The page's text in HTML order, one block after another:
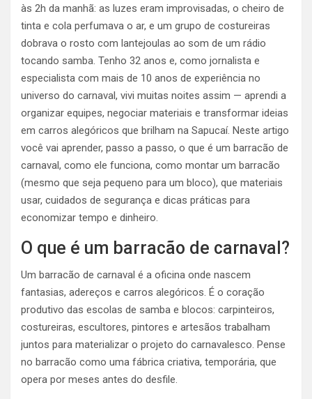
às 2h da manhã: as luzes eram improvisadas, o cheiro de
tinta e cola perfumava o ar, e um grupo de costureiras
dobrava o rosto com lantejoulas ao som de um rádio
tocando samba. Tenho 32 anos e, como jornalista e
especialista com mais de 10 anos de experiência no
universo do carnaval, vivi muitas noites assim — aprendi a
organizar equipes, negociar materiais e transformar ideias
em carros alegóricos que brilham na Sapucaí. Neste artigo
você vai aprender, passo a passo, o que é um barracão de
carnaval, como ele funciona, como montar um barracão
(mesmo que seja pequeno para um bloco), que materiais
usar, cuidados de segurança e dicas práticas para
economizar tempo e dinheiro.
O que é um barracão de carnaval?
Um barracão de carnaval é a oficina onde nascem
fantasias, adereços e carros alegóricos. É o coração
produtivo das escolas de samba e blocos: carpinteiros,
costureiras, escultores, pintores e artesãos trabalham
juntos para materializar o projeto do carnavalesco. Pense
no barracão como uma fábrica criativa, temporária, que
opera por meses antes do desfile.